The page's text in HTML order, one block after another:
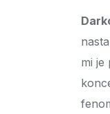
mi je